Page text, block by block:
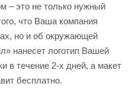
– это не только нужный
что Ваша компания
но и об окружающей
нанесет логотип Вашей
в течение 2-х дней, а макет
бесплатно.